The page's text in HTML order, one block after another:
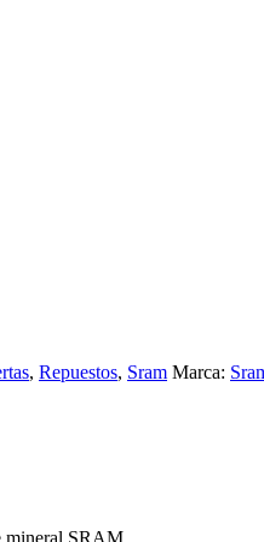
, Repuestos, Sram Marca: